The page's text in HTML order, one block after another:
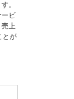
。
ビ
上
とが